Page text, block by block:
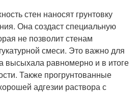
стен наносят грунтовку
Она создаст специальную
не позволит стенам
смеси. Это важно для
высыхала равномерно и в итоге
Также прогрунтованные
адгезии раствора с